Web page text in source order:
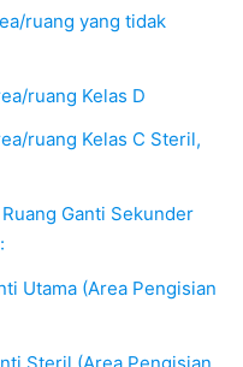
ruang yang tidak
ruang Kelas D
ruang Kelas C Steril,
Ganti Sekunder
Utama (Area Pengisian